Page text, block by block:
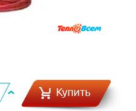
Купить